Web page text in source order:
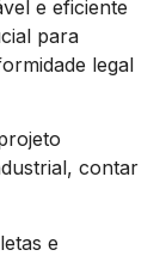
e eficiente
para
legal
contar
e